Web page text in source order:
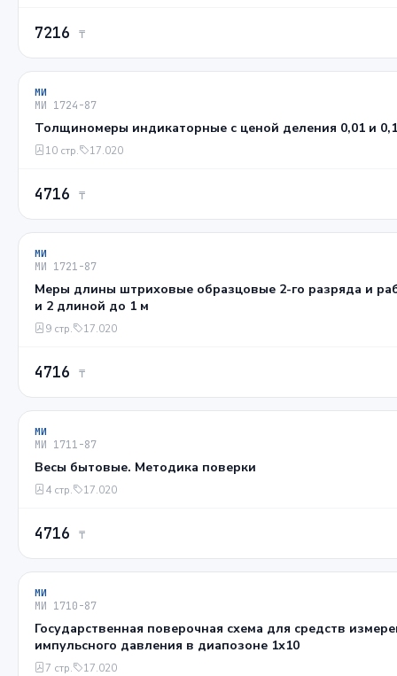
7216 ₸
МИ
МИ 1724-87
Толщиномеры индикаторные с ценой деления 0,01 и
10 стр. 17.020
4716 ₸
МИ
МИ 1721-87
Меры длины штриховые образцовые 2-го разряда и
и 2 длиной до 1 м
9 стр. 17.020
4716 ₸
МИ
МИ 1711-87
Весы бытовые. Методика поверки
4 стр. 17.020
4716 ₸
МИ
МИ 1710-87
Государственная поверочная схема для средств
импульсного давления в диапозоне 1х10
7 стр. 17.020